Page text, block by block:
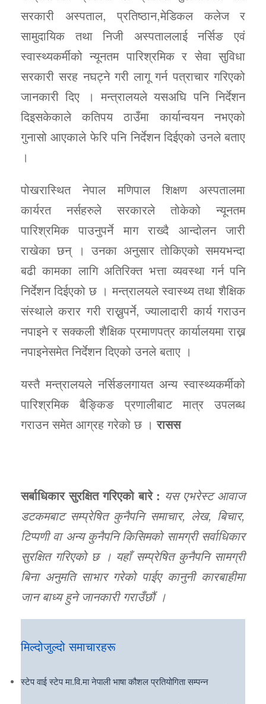
सरकारी अस्पताल, प्रतिष्ठान,मेडिकल कलेज र
सामुदायिक तथा निजी अस्पताललाई नर्सिङ एवं
स्वास्थ्यकर्मीको न्यूनतम पारिश्रमिक र सेवा सुविधा
सरकारी सरह नघट्ने गरी लागू गर्न पत्राचार गरिएको
जानकारी दिए । मन्त्रालयले यसअघि पनि निर्देशन
दिइसकेकाले कतिपय ठाउँमा कार्यान्वयन नभएको
गुनासो आएकाले फेरि पनि निर्देशन दिईएको उनले बताए
।
पोखरास्थित नेपाल मणिपाल शिक्षण अस्पतालमा
कार्यरत नर्सहरुले सरकारले तोकेको न्यूनतम
पारिश्रमिक पाउनुपर्ने माग राख्दै आन्दोलन जारी
राखेका छन् । उनका अनुसार तोकिएको समयभन्दा
बढी कामका लागि अतिरिक्त भत्ता व्यवस्था गर्न पनि
निर्देशन दिईएको छ । मन्त्रालयले स्वास्थ्य तथा शैक्षिक
संस्थाले करार गरी राख्नुपर्ने, ज्यालादारी कार्य गराउन
नपाइने र सक्कली शैक्षिक प्रमाणपत्र कार्यालयमा राख्न
नपाइनेसमेत निर्देशन दिएको उनले बताए ।
यस्तै मन्त्रालयले नर्सिङलगायत अन्य स्वास्थ्यकर्मीको
पारिश्रमिक बैङ्किङ प्रणालीबाट मात्र उपलब्ध
गराउन समेत आग्रह गरेको छ ।रासस
सर्बाधिकार सुरक्षित गरिएको बारे : यस एभरेस्ट आवाज
डटकमबाट सम्प्रेषित कुनैपनि समाचार, लेख, बिचार,
टिप्पणी वा अन्य कुनैपनि किसिमको सामग्री सर्वाधिकार
सुरक्षित गरिएको छ । यहाँ सम्प्रेषित कुनैपनि सामग्री
बिना अनुमति साभार गरेको पाईए कानुनी कारबाहीमा
जान बाध्य हुने जानकारी गराउँछौं ।
मिल्दोजुल्दो समाचारहरू
स्टेप वाई स्टेप मा.वि.मा नेपाली भाषा कौशल प्रतियोगिता सम्पन्न